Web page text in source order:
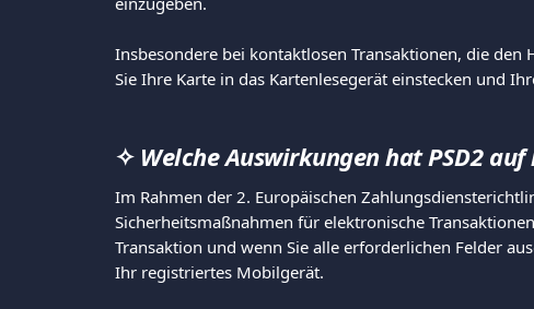
Insbesondere bei kontaktlosen Transaktionen, die
Sie Ihre Karte in das Kartenlesegerät einstecken und
✧ Welche Auswirkungen hat PSD2
Im Rahmen der 2. Europäischen
Sicherheitsmaßnahmen für elektronische
Transaktion und wenn Sie alle erforderlichen Felder
Ihr registriertes Mobilgerät.